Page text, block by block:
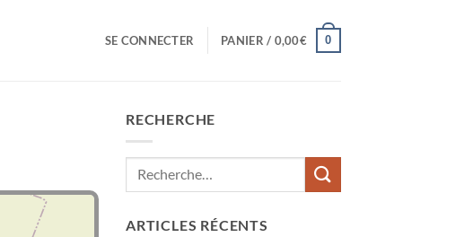
SE CONNECTER PANIER / 0,00€ 0
RECHERCHE
ARTICLES RÉCENTS